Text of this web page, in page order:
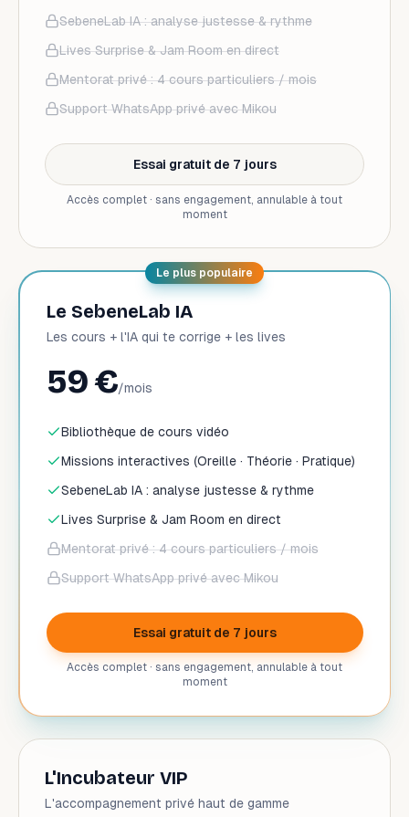
SebeneLab IA : analyse justesse & rythme
Lives Surprise & Jam Room en direct
Mentorat privé : 4 cours particuliers / mois
Support WhatsApp privé avec Mikou
Essai gratuit de 7 jours
Accès complet · sans engagement, annulable à tout
moment
Le plus populaire
Le SebeneLab IA
Les cours + l'IA qui te corrige + les lives
59 €/mois
Bibliothèque de cours vidéo
Missions interactives (Oreille · Théorie · Pratique)
SebeneLab IA : analyse justesse & rythme
Lives Surprise & Jam Room en direct
Mentorat privé : 4 cours particuliers / mois
Support WhatsApp privé avec Mikou
Essai gratuit de 7 jours
Accès complet · sans engagement, annulable à tout
moment
L'Incubateur VIP
L'accompagnement privé haut de gamme